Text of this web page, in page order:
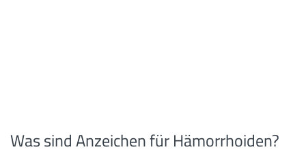
Was sind Anzeichen für Hämorrhoiden?